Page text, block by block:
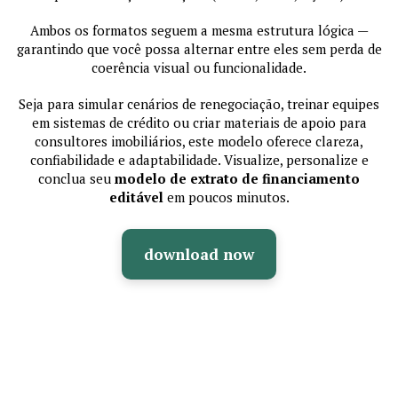
Ambos os formatos seguem a mesma estrutura lógica —
garantindo que você possa alternar entre eles sem perda de
coerência visual ou funcionalidade.
Seja para simular cenários de renegociação, treinar equipes
em sistemas de crédito ou criar materiais de apoio para
consultores imobiliários, este modelo oferece clareza,
confiabilidade e adaptabilidade. Visualize, personalize e
conclua seu modelo de extrato de financiamento
editávelem poucos minutos.
download now